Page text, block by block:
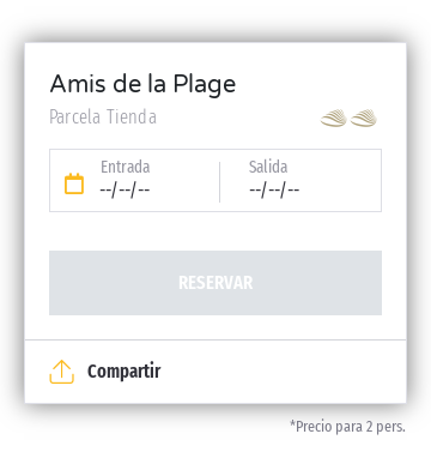
Amis de la Plage
Parcela Tienda
Entrada
--/--/--
Salida
--/--/--
RESERVAR
*Precio para 2 pers.
Compartir